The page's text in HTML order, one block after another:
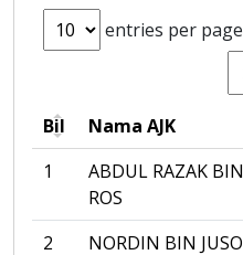
entries per page
Bil Nama AJK
1
ABDUL RAZAK
ROS
2 NORDIN BIN